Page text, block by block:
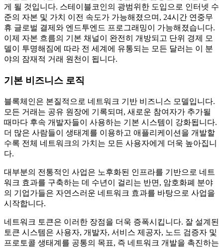
게 될 것입니다. 스테이블코인의 광범위한 도입으로 인터넷 수
준의 자본 및 가치 이전 속도가 가능해졌으며, 24시간 연중무
휴 글로벌 결제와 엔드투엔드 프로그래밍이 가능해졌습니다.
이제 자본 흐름의 기본 채널이 완전히 개방되고 단위 경제 모
델이 투명해짐에 따라 전 세계에 유통되는 모든 달러는 이 분
야의 잠재적 거래 원천이 됩니다.
기본 비즈니스 로직
블록체인은 본질적으로 네트워크 기반 비즈니스 모델입니다.
모든 거래는 공유 원장에 기록되며, 새로운 참여자가 추가될
때마다 후속 개발자들이 사용하는 기본 시스템이 강화됩니다.
더 많은 사람들이 생태계를 이용하고 애플리케이션을 개발할
수록 전체 네트워크의 가치는 모든 사용자에게 더욱 높아집니
다.
대부분의 전통적인 사업은 노후화된 인프라를 기반으로 네트
워크 효과를 구축하는 데 수년이 걸리는 반면, 암호화폐 분야
의 기업가들은 자연스러운 네트워크 효과를 바탕으로 사업을
시작합니다.
네트워크 토큰은 이러한 장점을 더욱 증폭시킵니다. 잘 설계된
토큰 시스템은 사용자, 개발자, 서비스 제공자, 노드 검증자 및
프로토콜 생태계를 공통의 목표, 즉 네트워크 개발을 촉진하는